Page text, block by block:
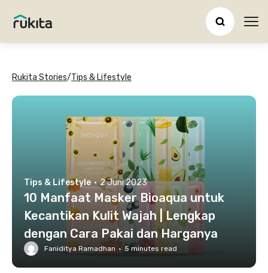
Rukita Stories/Tips & Lifestyle
Tips & Lifestyle · 2 Juni 2023
10 Manfaat Masker Bioaqua untuk
Kecantikan Kulit Wajah | Lengkap
dengan Cara Pakai dan Harganya
Faniditya Ramadhan · 5 minutes read